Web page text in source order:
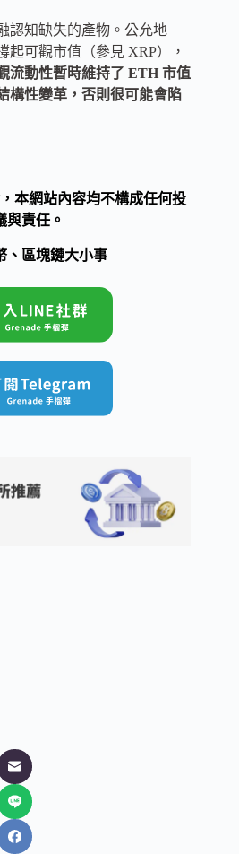
認知缺失的產物。公允地
起可觀市值（參見 XRP），
流動性暫時維持了 ETH 市值
構性變革，否則很可能會陷
本網站內容均不構成任何投
與責任。
、區塊鏈大小事